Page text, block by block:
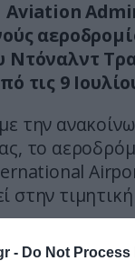
- Do Not
Aviation
Ντόναλντ
τις 9
την
το
στην
Ο